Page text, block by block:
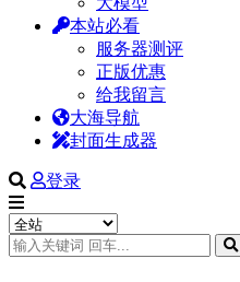
本站必看
服务器测评
正版优惠
给我留言
大海导航
封面生成器
登录